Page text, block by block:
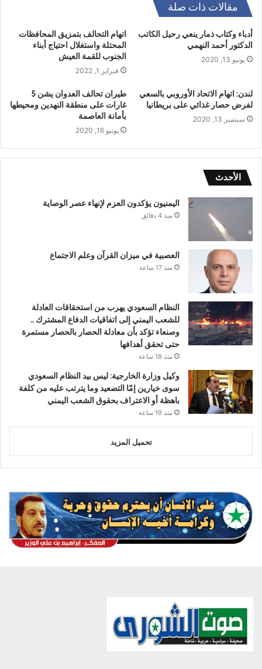
مقالات ذات صلة
أدباء وكتاب ذمار ينعي رحيل الكاتب
الدكتور أحمد النهمي
يونيو 13, 2020
اتهام التحالف بتمزيق المحافظات
المحتلة واستغلال احتياج أبناء
الجنوب للقمة العيش
فبراير 1, 2022
لندن: اتهام الاتحاد الأوروبي بالسعي
لفرض حصار غذائي على بريطانيا
سبتمبر 13, 2020
طيران تحالف العدوان يشن 5
غارات على منطقة النهدين ومحيطها
بأمانة العاصمة
يونيو 16, 2020
الأحدث
اليمنيون يؤكدون العزم لإنهاء عصر الوصاية
منذ 4 دقائق
العصبية في ميزان القرآن وعلم الاجتماع
منذ 17 ساعة
النظام السعودي يهرب من استحقاقات العادلة
للشعب اليمني إلى اتفاقيات الدفاع المشترك ..
وصنعاء تؤكد بأن معادلة الحصار بالحصار مستمرة
حتى تحقق أهدافها
منذ 18 ساعة
وكيل وزارة الخارجية: ليس بيد النظام السعودي
سوى خيارين إمّا التصعيد وما يترتب عليه من كلفة
باهظة أو الاعتراف بحقوق الشعب اليمني
منذ 19 ساعة
تحميل المزيد